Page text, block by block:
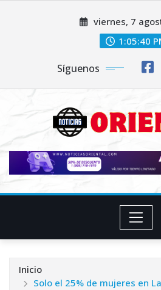
viernes, 7
1:05:41
Síguenos
Inicio
Solo el 25% de mujeres en